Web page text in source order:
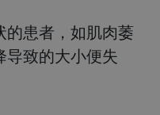
的患者，如肌肉萎
导致的大小便失